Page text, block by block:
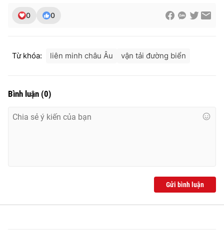
0 0
Từ khóa: liên minh châu Âu vận tải đường biển
Bình luận (0)
Gửi bình luận